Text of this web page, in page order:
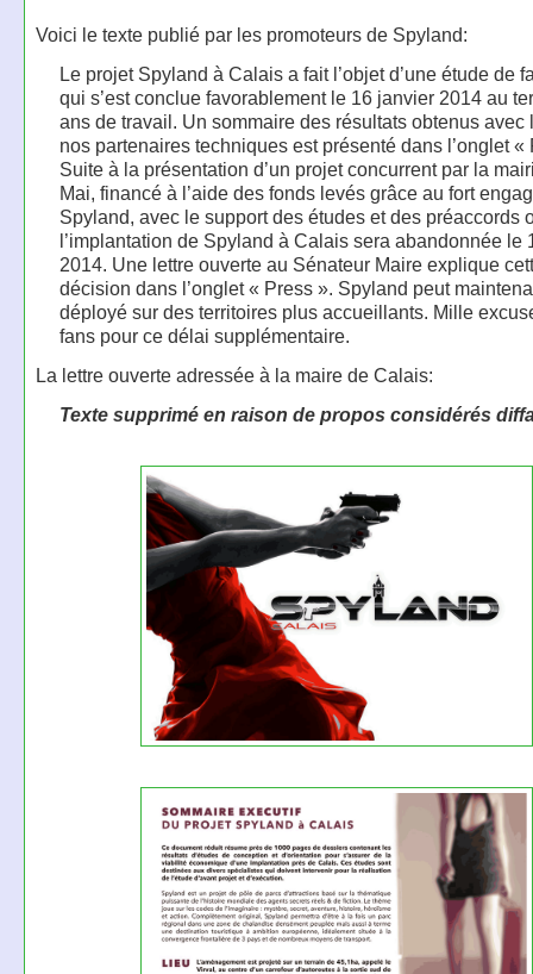
Voici le texte publié par les promoteurs de Spyland:
Le projet Spyland à Calais a fait l’objet d’une étude de
qui s’est conclue favorablement le 16 janvier 2014 au
ans de travail. Un sommaire des résultats obtenus avec
nos partenaires techniques est présenté dans l’onglet «
Suite à la présentation d’un projet concurrent par la
Mai, financé à l’aide des fonds levés grâce au fort
Spyland, avec le support des études et des préaccords
l’implantation de Spyland à Calais sera abandonnée le
2014. Une lettre ouverte au Sénateur Maire explique
décision dans l’onglet « Press ». Spyland peut
déployé sur des territoires plus accueillants. Mille
fans pour ce délai supplémentaire.
La lettre ouverte adressée à la maire de Calais:
Texte supprimé en raison de propos considérés